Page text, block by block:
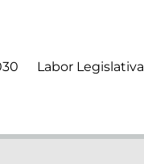
Labor Legislativa